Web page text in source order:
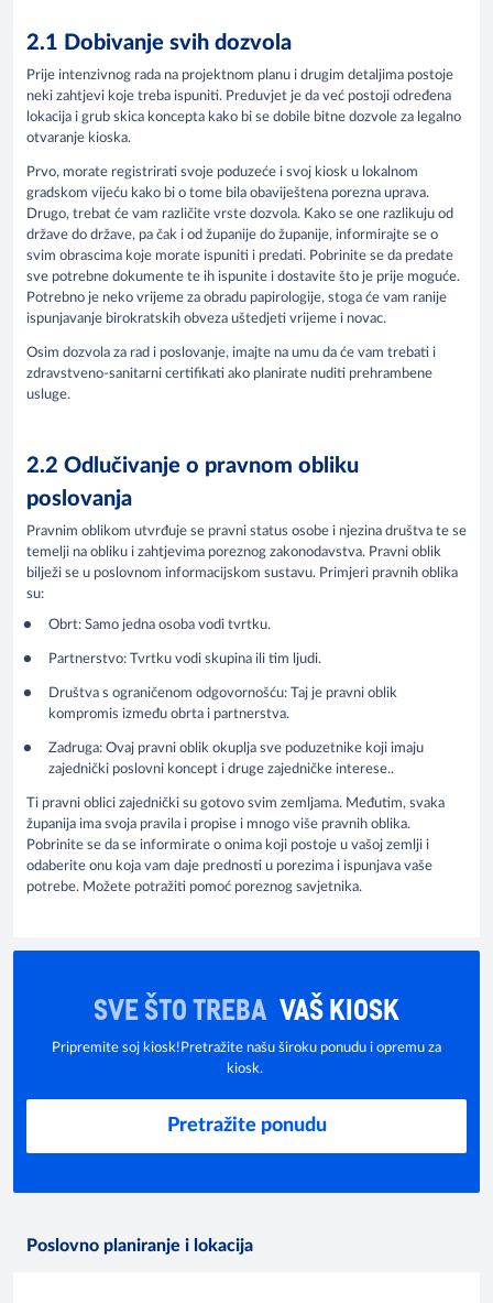
2.1 Dobivanje svih dozvola
Prije intenzivnog rada na projektnom planu i drugim detaljima postoje
neki zahtjevi koje treba ispuniti. Preduvjet je da već postoji određena
lokacija i grub skica koncepta kako bi se dobile bitne dozvole za legalno
otvaranje kioska.
Prvo, morate registrirati svoje poduzeće i svoj kiosk u lokalnom
gradskom vijeću kako bi o tome bila obaviještena porezna uprava.
Drugo, trebat će vam različite vrste dozvola. Kako se one razlikuju od
države do države, pa čak i od županije do županije, informirajte se o
svim obrascima koje morate ispuniti i predati. Pobrinite se da predate
sve potrebne dokumente te ih ispunite i dostavite što je prije moguće.
Potrebno je neko vrijeme za obradu papirologije, stoga će vam ranije
ispunjavanje birokratskih obveza uštedjeti vrijeme i novac.
Osim dozvola za rad i poslovanje, imajte na umu da će vam trebati i
zdravstveno-sanitarni certifikati ako planirate nuditi prehrambene
usluge.
2.2 Odlučivanje o pravnom obliku
poslovanja
Pravnim oblikom utvrđuje se pravni status osobe i njezina društva te se
temelji na obliku i zahtjevima poreznog zakonodavstva. Pravni oblik
bilježi se u poslovnom informacijskom sustavu. Primjeri pravnih oblika
su:
Obrt: Samo jedna osoba vodi tvrtku.
Partnerstvo: Tvrtku vodi skupina ili tim ljudi.
Društva s ograničenom odgovornošću: Taj je pravni oblik
kompromis između obrta i partnerstva.
Zadruga: Ovaj pravni oblik okuplja sve poduzetnike koji imaju
zajednički poslovni koncept i druge zajedničke interese..
Ti pravni oblici zajednički su gotovo svim zemljama. Međutim, svaka
županija ima svoja pravila i propise i mnogo više pravnih oblika.
Pobrinite se da se informirate o onima koji postoje u vašoj zemlji i
odaberite onu koja vam daje prednosti u porezima i ispunjava vaše
potrebe. Možete potražiti pomoć poreznog savjetnika.
SVE ŠTO TREBA VAŠ KIOSK
Pripremite soj kiosk!Pretražite našu široku ponudu i opremu za
kiosk.
Pretražite ponudu
Poslovno planiranje i lokacija